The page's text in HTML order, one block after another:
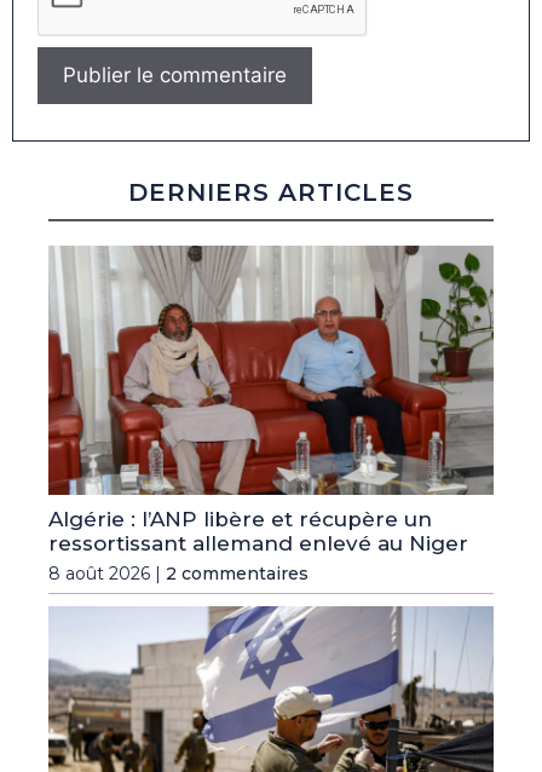
DERNIERS ARTICLES
Algérie : l’ANP libère et récupère un
ressortissant allemand enlevé au Niger
8 août 2026 | 2 commentaires